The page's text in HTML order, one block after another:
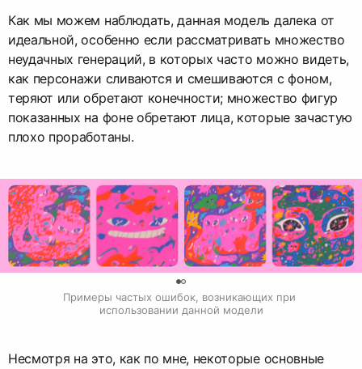
Как мы можем наблюдать, данная модель далека от
идеальной, особенно если рассматривать множество
неудачных генераций, в которых часто можно видеть,
как персонажи сливаются и смешиваются с фоном,
теряют или обретают конечности; множество фигур
показанных на фоне обретают лица, которые зачастую
плохо проработаны.
Примеры частых ошибок, возникающих при
использовании данной модели
Несмотря на это, как по мне, некоторые основные